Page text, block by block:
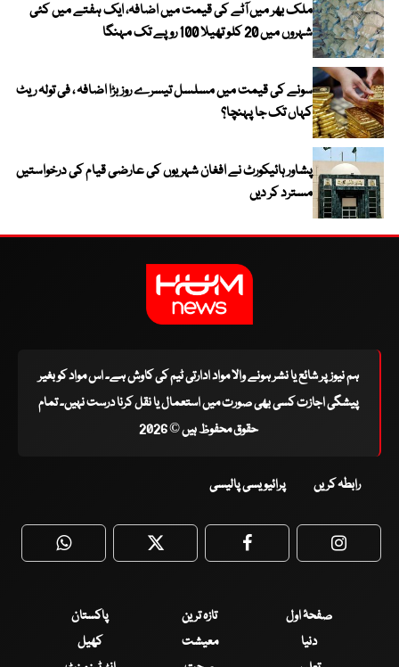
ملک بھر میں آٹے کی قیمت میں اضافہ، ایک ہفتے میں کئی
شہروں میں 20 کلو تھیلا 100 روپے تک مہنگا
سونے کی قیمت میں مسلسل تیسرے روز بڑا اضافہ ، فی تولہ ریٹ
کہاں تک جا پہنچا؟
پشاور ہائیکورٹ نے افغان شہریوں کی عارضی قیام کی درخواستیں
مسترد کر دیں
ہم نیوز پر شائع یا نشر ہونے والا مواد ادارتی ٹیم کی کاوش ہے۔ اس مواد کو بغیر
پیشگی اجازت کسی بھی صورت میں استعمال یا نقل کرنا درست نہیں۔ تمام
حقوق محفوظ ہیں © 2026
رابطہ کریں پرائیویسی پالیسی
WhatsApp Twitter Facebook
صفحۂ اول تازہ ترین
پاکستان
دنیا
معیشت
کھیل